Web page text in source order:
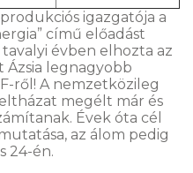
igazgatója a
című előadást
évben elhozta az
Ázsia legnagyobb
ről! A nemzetközileg
megélt már és
Évek óta cél
az álom pedig
24-én.